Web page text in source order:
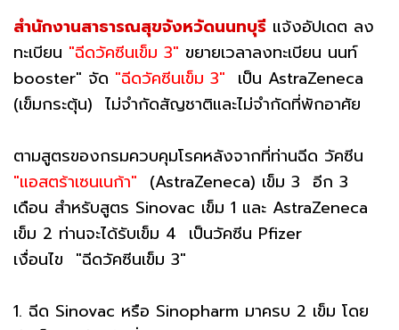
สำนักงานสาธารณสุขจังหวัดนนทบุรี แจ้งอัปเดต ลง
ทะเบียน "ฉีดวัคซีนเข็ม 3" ขยายเวลาลงทะเบียน นนท์
booster" จัด "ฉีดวัคซีนเข็ม 3" เป็น AstraZeneca
(เข็มกระตุ้น) ไม่จำกัดสัญชาติและไม่จำกัดที่พักอาศัย
ตามสูตรของกรมควบคุมโรคหลังจากที่ท่านฉีด วัคซีน
"แอสตร้าเซนเนก้า" (AstraZeneca) เข็ม 3 อีก 3
เดือน สำหรับสูตร Sinovac เข็ม 1 และ AstraZeneca
เข็ม 2 ท่านจะได้รับเข็ม 4 เป็นวัคซีน Pfizer
เงื่อนไข "ฉีดวัคซีนเข็ม 3"
1️. ฉีด Sinovac หรือ Sinopharm มาครบ 2 เข็ม โดย